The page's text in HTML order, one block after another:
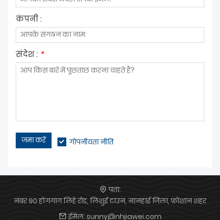
कंपनी :
संदेश : *
जमा करें गोपनीयता नीति
पता:
नंबर 90 होंगगांग लिहे रोड, लिशुई टाउन, नानहाई जिला, फ़ोशान शहर
ईमेल: sunny@nhjiawei.com